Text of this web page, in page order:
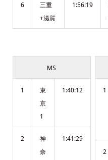
6
三重
+滋賀
1:56:19
MS
1
東
京
1
1:40:12
2
神
奈
1:41:29
1
2